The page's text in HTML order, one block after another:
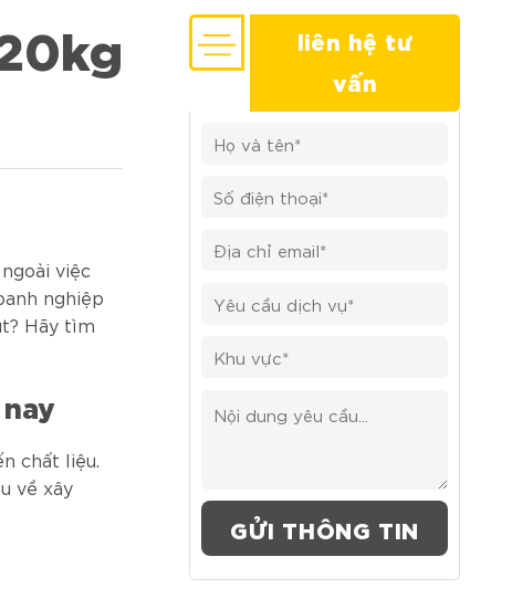
việc
nghiệp
Hãy tìm
chất liệu.
về xây
liên hệ tư
vấn